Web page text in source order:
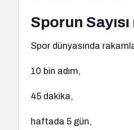
Sporun
Spor dünyasında
10 bin adım,
45 dakika,
haftada 5 gün,